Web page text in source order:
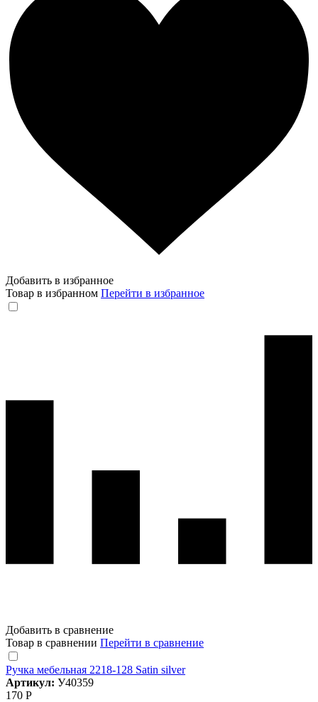
Добавить в избранное
Товар в избранном Перейти в избранное
Добавить в сравнение
Товар в сравнении Перейти в сравнение
Ручка мебельная 2218-128 Satin silver
Артикул: У40359
170 Р